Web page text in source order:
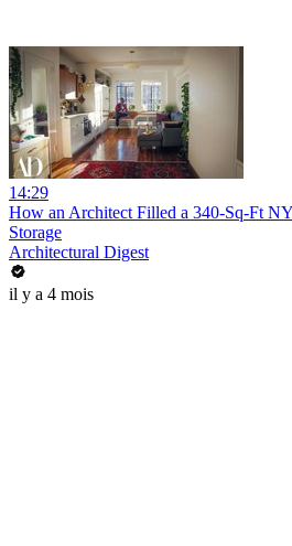
14:29
How an Architect Filled a 340-Sq-Ft
Storage
Architectural Digest
il y a 4 mois